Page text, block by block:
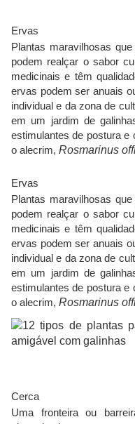
Ervas
Plantas maravilhosas
podem realçar o sabor
medicinais e têm
ervas podem ser anuais
individual e da zona de
em um jardim de
estimulantes de postura e
o alecrim, Rosmarinus
Ervas
Plantas maravilhosas
podem realçar o sabor
medicinais e têm
ervas podem ser anuais
individual e da zona de
em um jardim de
estimulantes de postura e
o alecrim, Rosmarinus
Cerca
Uma fronteira ou